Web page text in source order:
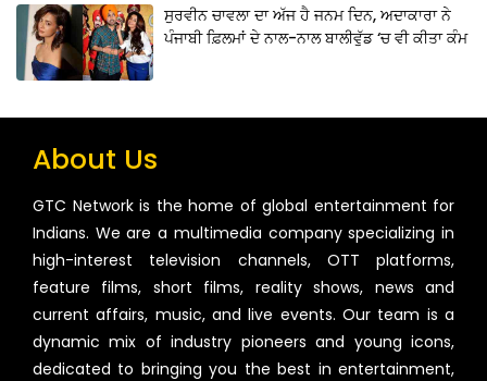
ਸੁਰਵੀਨ ਚਾਵਲਾ ਦਾ ਅੱਜ ਹੈ ਜਨਮ ਦਿਨ, ਅਦਾਕਾਰਾ ਨੇ
ਪੰਜਾਬੀ ਫ਼ਿਲਮਾਂ ਦੇ ਨਾਲ-ਨਾਲ ਬਾਲੀਵੁੱਡ ‘ਚ ਵੀ ਕੀਤਾ ਕੰਮ
About Us
GTC Network is the home of global entertainment for
Indians. We are a multimedia company specializing in
high-interest television channels, OTT platforms,
feature films, short films, reality shows, news and
current affairs, music, and live events. Our team is a
dynamic mix of industry pioneers and young icons,
dedicated to bringing you the best in entertainment,